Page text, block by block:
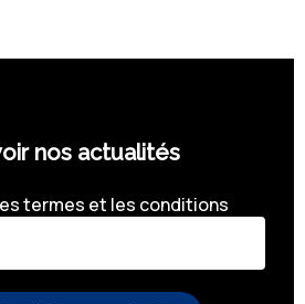
nos actualités
termes et les conditions